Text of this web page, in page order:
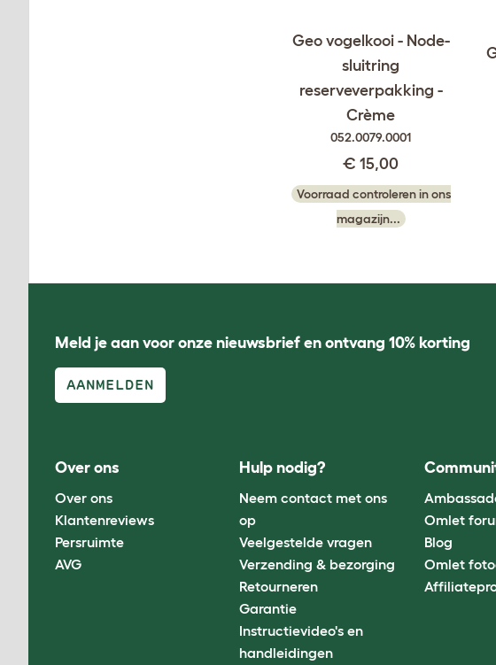
Geo vogelkooi - Node-
sluitring
reserveverpakking -
Crème
052.0079.0001
€ 15,00
Voorraad controleren in ons
magazijn...
Meld je aan voor onze nieuwsbrief en ontvang 10% korting
AANMELDEN
Over ons
Over ons
Klantenreviews
Persruimte
AVG
Hulp nodig?
Neem contact met ons
op
Veelgestelde vragen
Verzending & bezorging
Retourneren
Garantie
Instructievideo's en
handleidingen
Omlet
Blog
Omlet